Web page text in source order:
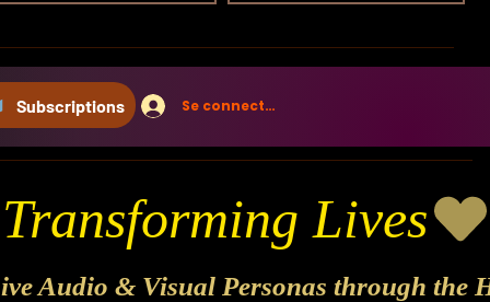
Subscriptions Se connecter
Audio & Visual Personas through the